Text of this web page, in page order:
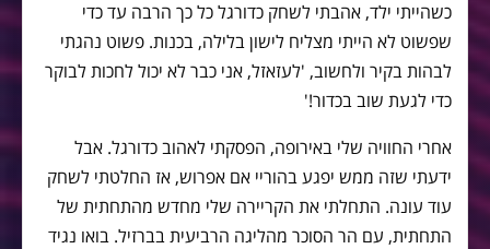
כשהייתי ילד, אהבתי לשחק כדורגל כל כך הרבה עד כדי
שפשוט לא הייתי מצליח לישון בלילה, בכנות. פשוט נהגתי
לבהות בקיר ולחשוב, 'לעזאזל, אני כבר לא יכול לחכות לבוקר
כדי לגעת שוב בכדור!'
אחרי החוויה שלי באירופה, הפסקתי לאהוב כדורגל. אבל
ידעתי שזה ממש יפגע בהוריי אם אפרוש, אז החלטתי לשחק
עוד עונה. התחלתי את הקריירה שלי מחדש מהתחתית של
התחתית, עם הר הסוכר מהליגה הרביעית בברזיל. בואו נגיד